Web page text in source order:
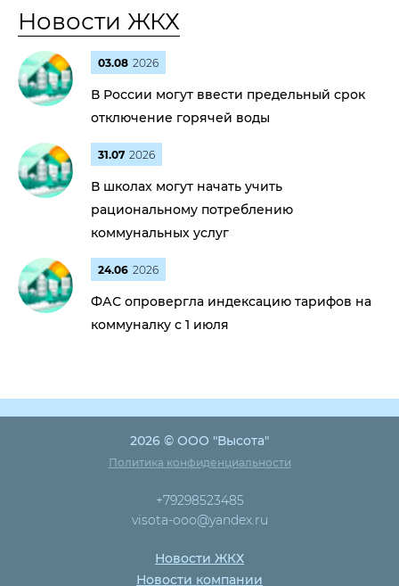
Новости ЖКХ
03.08 2026
В России могут ввести предельный срок
отключение горячей воды
31.07 2026
В школах могут начать учить
рациональному потреблению
коммунальных услуг
24.06 2026
ФАС опровергла индексацию тарифов на
коммуналку с 1 июля
2026 © ООО "Высота"
Политика конфиденциальности
+79298523485
visota-ooo@yandex.ru
Новости ЖКХ
Новости компании